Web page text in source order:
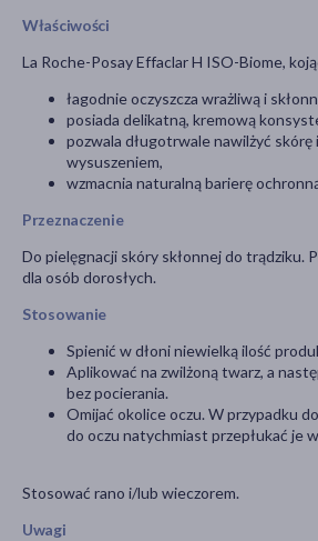
Właściwości
La Roche-Posay Effaclar H ISO-Biome,
łagodnie oczyszcza wrażliwą i
posiada delikatną, kremową
pozwala długotrwale nawilżyć skórę
wysuszeniem,
wzmacnia naturalną barierę
Przeznaczenie
Do pielęgnacji skóry skłonnej do trądziku.
dla osób dorosłych.
Stosowanie
Spienić w dłoni niewielką ilość
Aplikować na zwilżoną twarz, a
bez pocierania.
Omijać okolice oczu. W przypadku
do oczu natychmiast przepłukać je
Stosować rano i/lub wieczorem.
Uwagi